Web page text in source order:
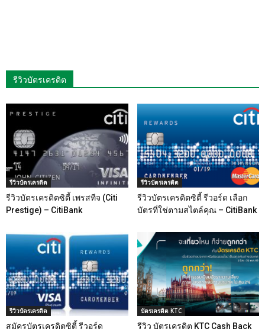
รีวิวบัตรเครดิต
รีวิวบัตรเครดิต
รีวิวบัตรเครดิตซิตี้ เพรสทีจ (Citi
Prestige) – CitiBank
รีวิวบัตรเครดิต
รีวิวบัตรเครดิตซิตี้ รีวอร์ด เลือก
บัตรที่ใช่ตามสไตล์คุณ – CitiBank
รีวิวบัตรเครดิต
สมัครบัตรเครดิตซิตี้ รีวอร์ด
บัตรเครดิต KTC
รีวิว บัตรเครดิต KTC Cash Back